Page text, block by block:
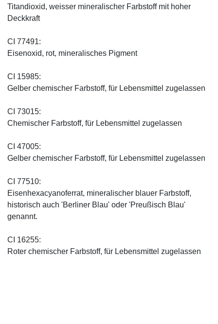
Titandioxid, weisser mineralischer Farbstoff mit hoher
Deckkraft
CI 77491:
Eisenoxid, rot, mineralisches Pigment
CI 15985:
Gelber chemischer Farbstoff, für Lebensmittel zugelassen
CI 73015:
Chemischer Farbstoff, für Lebensmittel zugelassen
CI 47005:
Gelber chemischer Farbstoff, für Lebensmittel zugelassen
CI 77510:
Eisenhexacyanoferrat, mineralischer blauer Farbstoff,
historisch auch 'Berliner Blau' oder 'Preußisch Blau'
genannt.
CI 16255:
Roter chemischer Farbstoff, für Lebensmittel zugelassen